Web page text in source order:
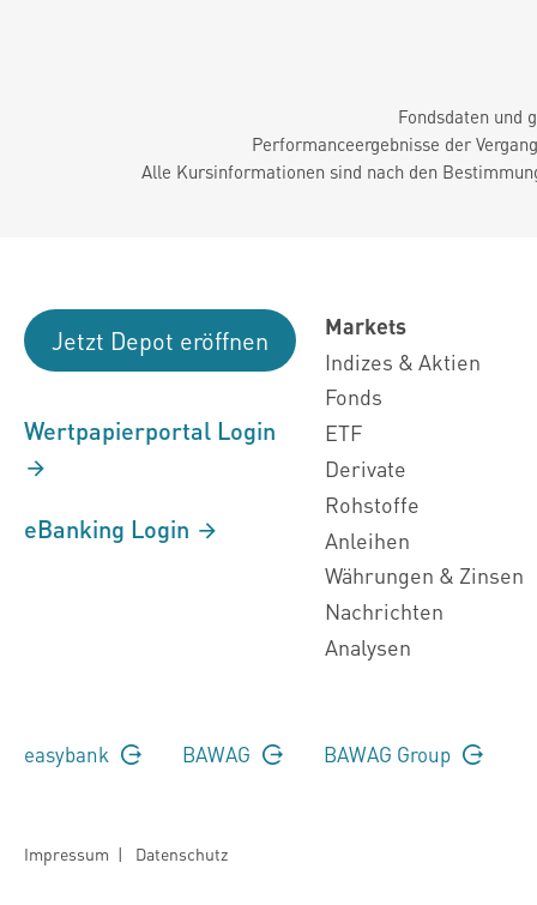
Fondsdaten und
Performanceergebnisse der
Alle Kursinformationen sind nach den
Jetzt Depot eröffnen
Wertpapierportal Login
eBanking Login
Markets
Indizes & Aktien
Fonds
ETF
Derivate
Rohstoffe
Anleihen
Währungen & Zinsen
Nachrichten
Analysen
easybank BAWAG BAWAG Group
Impressum | Datenschutz